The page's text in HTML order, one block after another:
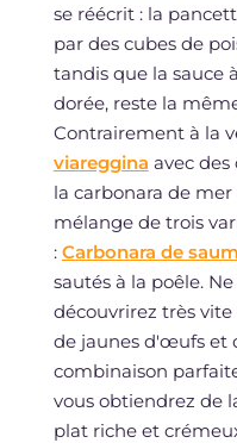
se réécrit : la
par des cubes de
tandis que la sauce
dorée, reste la
Contrairement à la
viareggina avec des
la carbonara de mer
mélange de trois
: Carbonara de
sautés à la poêle.
découvrirez très
de jaunes d'œufs et
combinaison
vous obtiendrez de
plat riche et